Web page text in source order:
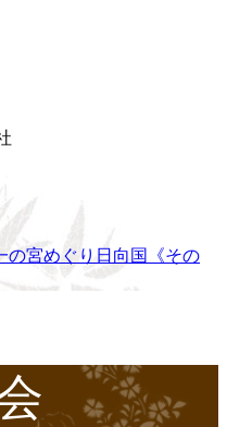
の宮めぐり日向国《その